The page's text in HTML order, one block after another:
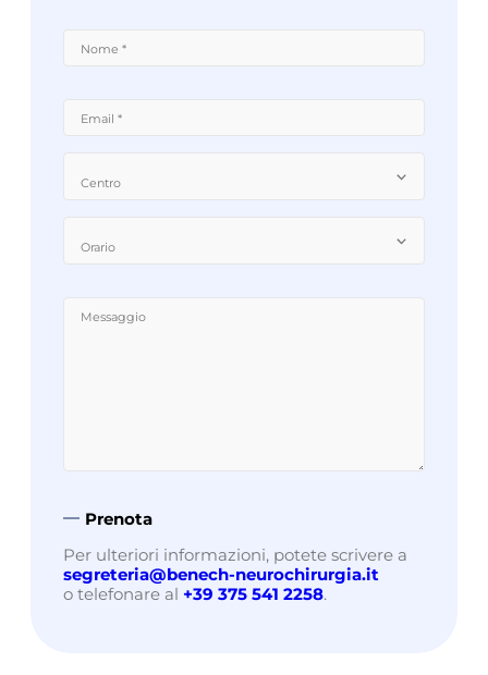
Centro
Orario
Per ulteriori informazioni, potete scrivere a
segreteria@benech-neurochirurgia.it
o telefonare al +39 375 541 2258.